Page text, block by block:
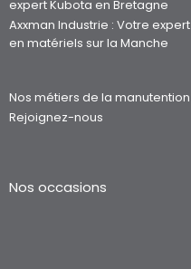
expert Kubota en Bretagne
Axxman Industrie : Votre expert
en matériels sur la Manche
Nos métiers de la manutention
Rejoignez-nous
Nos occasions